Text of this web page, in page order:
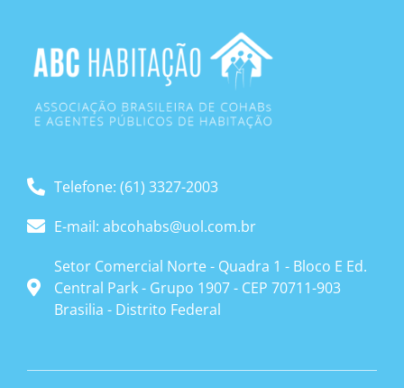
Telefone: (61) 3327-2003
E-mail: abcohabs@uol.com.br
Setor Comercial Norte - Quadra 1 - Bloco E Ed.
Central Park - Grupo 1907 - CEP 70711-903
Brasilia - Distrito Federal